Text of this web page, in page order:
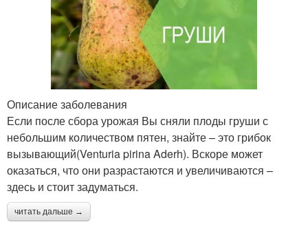
Описание заболевания
Если после сбора урожая Вы сняли плоды груши с
небольшим количеством пятен, знайте – это грибок
вызывающий(Venturia pirina Aderh). Вскоре может
оказаться, что они разрастаются и увеличиваются –
здесь и стоит задуматься.
читать дальше →